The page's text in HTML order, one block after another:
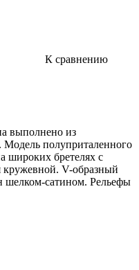
К сравнению
выполнено из
полуприталенного
широких бретелях с
V-образный
шелком-сатином. Рельефы